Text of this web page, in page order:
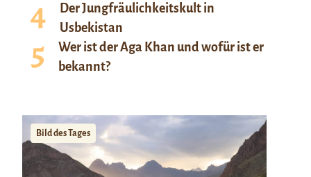
Der Jungfräulichkeitskult in
Usbekistan
Wer ist der Aga Khan und wofür ist er
bekannt?
Bild des Tages